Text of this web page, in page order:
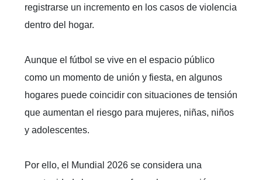
registrarse un incremento en los casos de violencia
dentro del hogar.
Aunque el fútbol se vive en el espacio público
como un momento de unión y fiesta, en algunos
hogares puede coincidir con situaciones de tensión
que aumentan el riesgo para mujeres, niñas, niños
y adolescentes.
Por ello, el Mundial 2026 se considera una